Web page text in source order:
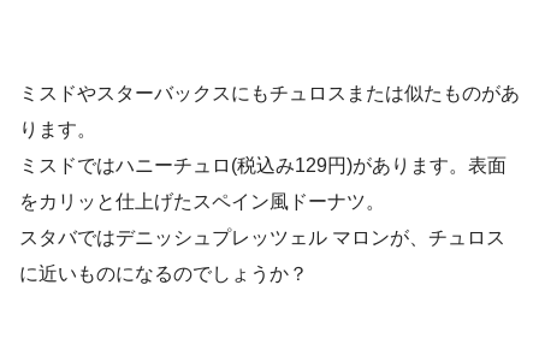
ミスドやスターバックスにもチュロスまたは似たものがあ
ります。
ミスドではハニーチュロ(税込み129円)があります。表面
をカリッと仕上げたスペイン風ドーナツ。
スタバではデニッシュプレッツェル マロンが、チュロス
に近いものになるのでしょうか？